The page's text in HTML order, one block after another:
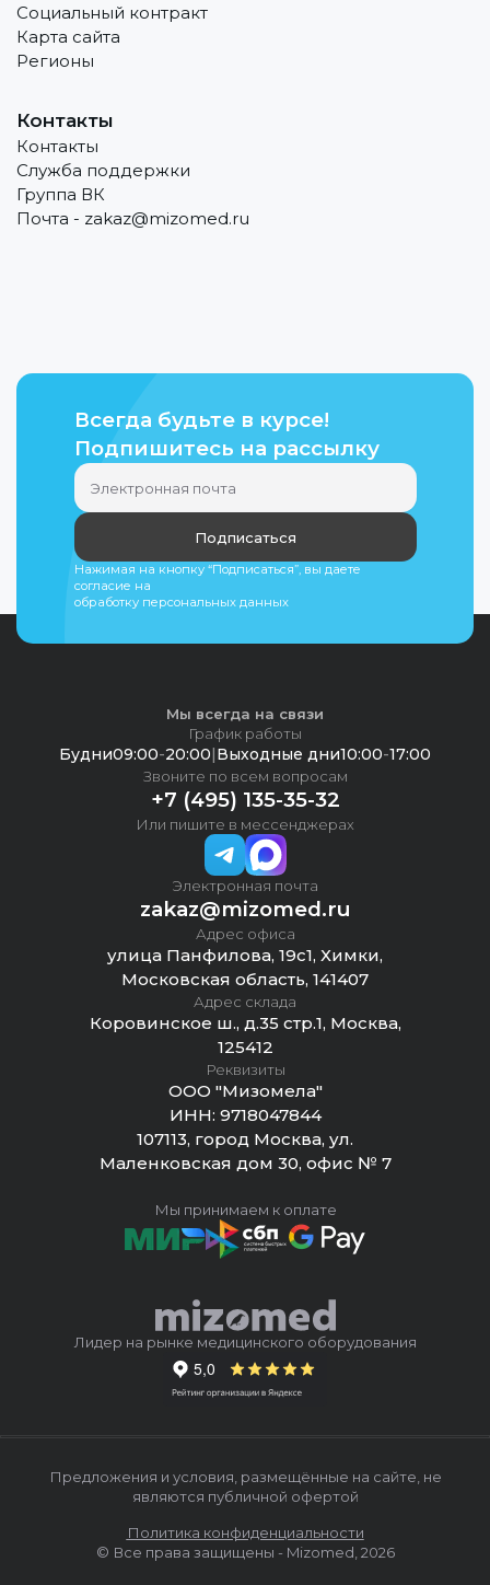
Социальный контракт
Карта сайта
Регионы
Контакты
Контакты
Служба поддержки
Группа ВК
Почта - zakaz@mizomed.ru
Всегда будьте в курсе!
Подпишитесь на рассылку
Подписаться
Нажимая на кнопку “Подписаться”, вы даете
согласие на
обработку персональных данных
Мы всегда на связи
График работы
Будни09:00-20:00 Выходные дни10:00-17:00
Звоните по всем вопросам
+7 (495) 135-35-32
Или пишите в мессенджерах
Электронная почта
zakaz@mizomed.ru
Адрес офиса
улица Панфилова, 19с1, Химки,
Московская область, 141407
Адрес склада
Коровинское ш., д.35 стр.1, Москва,
125412
Реквизиты
ООО "Мизомела"
ИНН: 9718047844
107113, город Москва, ул.
Маленковская дом 30, офис № 7
Лидер на рынке медицинского оборудования
Мы принимаем к оплате
Предложения и условия, размещённые на сайте, не
являются публичной офертой
Политика конфиденциальности
© Все права защищены - Mizomed, 2026